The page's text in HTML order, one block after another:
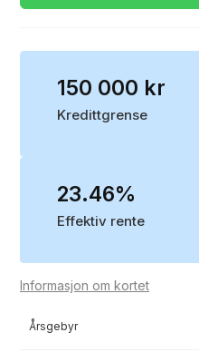
150 000 kr
Kredittgrense
23.46%
Effektiv rente
Informasjon om kortet
Årsgebyr